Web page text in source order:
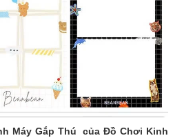
Máy Gắp Thú của Đồ Chơi Kinh